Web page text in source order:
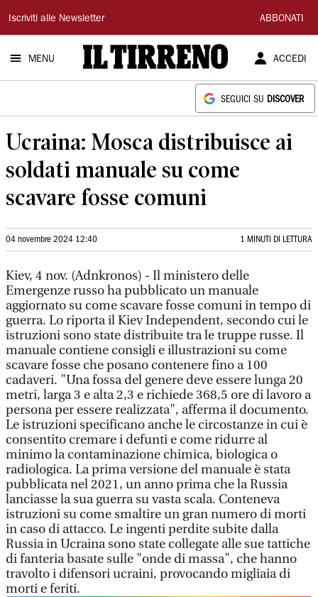
Il
Tirreno
Iscriviti alle Newsletter ABBONATI
MENU ACCEDI
SEGUICI SU DISCOVER
Ucraina: Mosca distribuisce ai
soldati manuale su come
scavare fosse comuni
04 novembre 2024 12:40 1 MINUTI DI LETTURA
Kiev, 4 nov. (Adnkronos) - Il ministero delle
Emergenze russo ha pubblicato un manuale
aggiornato su come scavare fosse comuni in tempo di
guerra. Lo riporta il Kiev Independent, secondo cui le
istruzioni sono state distribuite tra le truppe russe. Il
manuale contiene consigli e illustrazioni su come
scavare fosse che posano contenere fino a 100
cadaveri. "Una fossa del genere deve essere lunga 20
metri, larga 3 e alta 2,3 e richiede 368,5 ore di lavoro a
persona per essere realizzata", afferma il documento.
Le istruzioni specificano anche le circostanze in cui è
consentito cremare i defunti e come ridurre al
minimo la contaminazione chimica, biologica o
radiologica. La prima versione del manuale è stata
pubblicata nel 2021, un anno prima che la Russia
lanciasse la sua guerra su vasta scala. Conteneva
istruzioni su come smaltire un gran numero di morti
in caso di attacco. Le ingenti perdite subite dalla
Russia in Ucraina sono state collegate alle sue tattiche
di fanteria basate sulle "onde di massa", che hanno
travolto i difensori ucraini, provocando migliaia di
morti e feriti.